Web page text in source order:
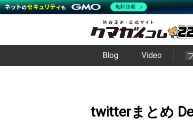
Blog Video
twitterまとめ
無料診断